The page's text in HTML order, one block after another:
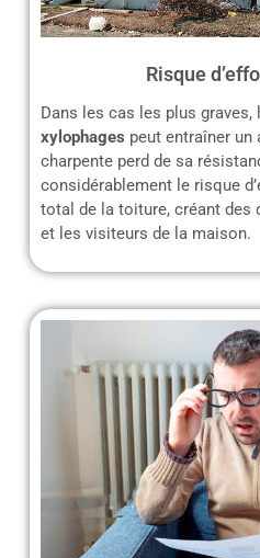
Risque
Dans les cas les plus graves,
xylophages peut entraîner
charpente perd de sa
considérablement le risque
total de la toiture, créant des
et les visiteurs de la maison.